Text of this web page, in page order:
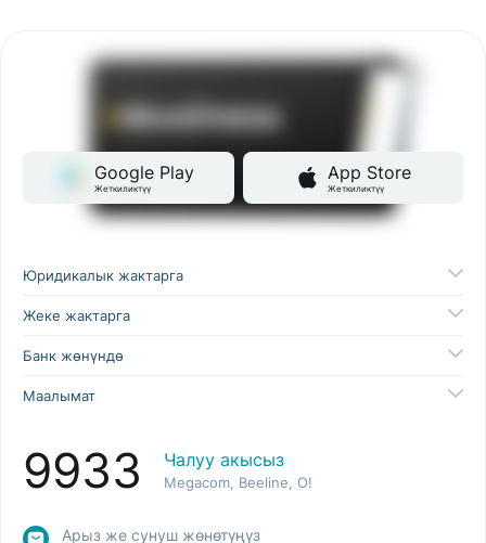
Google Play
Жеткиликтүү
App Store
Жеткиликтүү
Юридикалык жактарга
Жеке жактарга
Банк жөнүндө
Маалымат
9933 Чалуу акысыз
Megacom, Beeline, O!
Арыз же сунуш жөнөтүңүз